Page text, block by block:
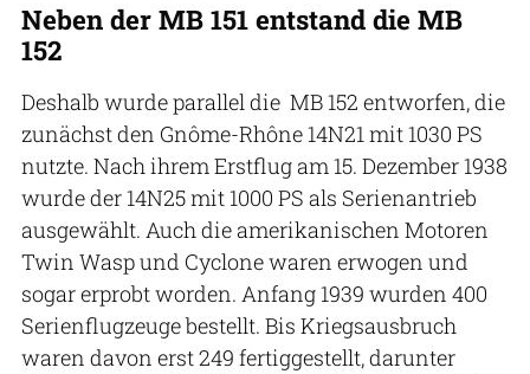
Neben der MB 151 entstand die MB
152
Deshalb wurde parallel die MB 152 entworfen, die
zunächst den Gnôme-Rhône 14N21 mit 1030 PS
nutzte. Nach ihrem Erstflug am 15. Dezember 1938
wurde der 14N25 mit 1000 PS als Serienantrieb
ausgewählt. Auch die amerikanischen Motoren
Twin Wasp und Cyclone waren erwogen und
sogar erprobt worden. Anfang 1939 wurden 400
Serienflugzeuge bestellt. Bis Kriegsausbruch
waren davon erst 249 fertiggestellt, darunter